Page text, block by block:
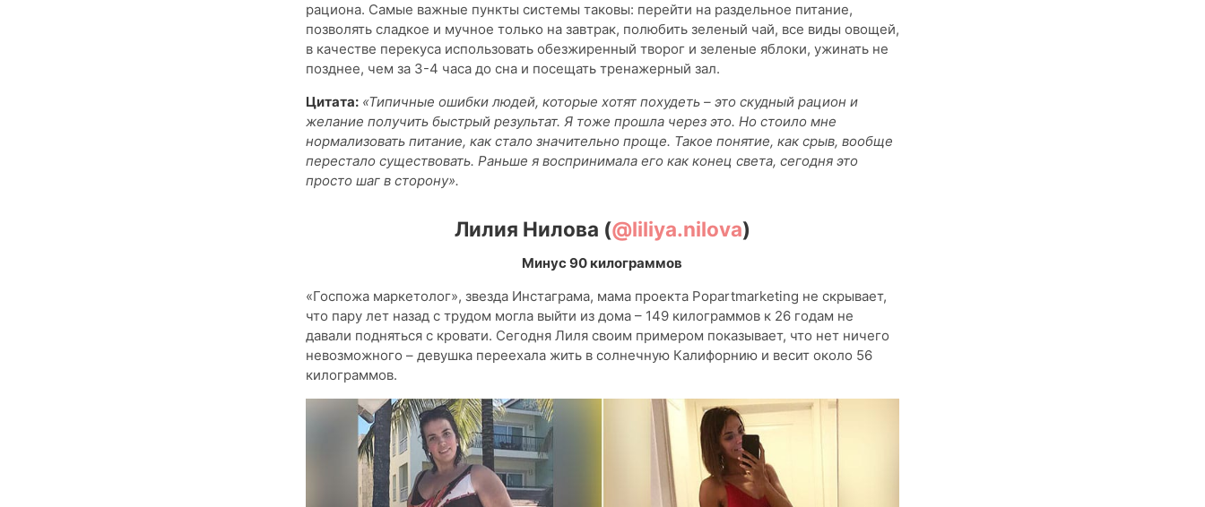
рациона. Самые важные пункты системы таковы: перейти на раздельное питание,
позволять сладкое и мучное только на завтрак, полюбить зеленый чай, все виды овощей,
в качестве перекуса использовать обезжиренный творог и зеленые яблоки, ужинать не
позднее, чем за 3-4 часа до сна и посещать тренажерный зал.
Цитата: «Типичные ошибки людей, которые хотят похудеть – это скудный рацион и
желание получить быстрый результат. Я тоже прошла через это. Но стоило мне
нормализовать питание, как стало значительно проще. Такое понятие, как срыв, вообще
перестало существовать. Раньше я воспринимала его как конец света, сегодня это
просто шаг в сторону».
Лилия Нилова (@liliya.nilova)
Минус 90 килограммов
«Госпожа маркетолог», звезда Инстаграма, мама проекта Popartmarketing не скрывает,
что пару лет назад с трудом могла выйти из дома – 149 килограммов к 26 годам не
давали подняться с кровати. Сегодня Лиля своим примером показывает, что нет ничего
невозможного – девушка переехала жить в солнечную Калифорнию и весит около 56
килограммов.